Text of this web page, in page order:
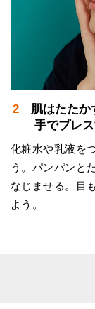
2 肌はたたか
手でプレ
化粧水や乳液を
う。パンパンと
なじませる。目
よう。